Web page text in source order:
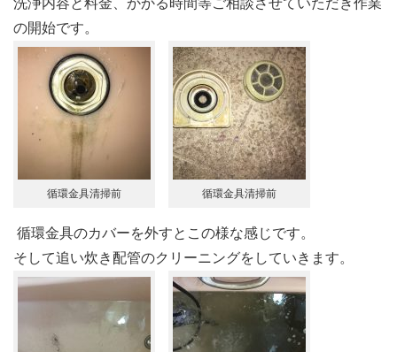
の開始です。
循環金具清掃前 循環金具清掃前
循環金具のカバーを外すとこの様な感じです。
そして追い炊き配管のクリーニングをしていきます。